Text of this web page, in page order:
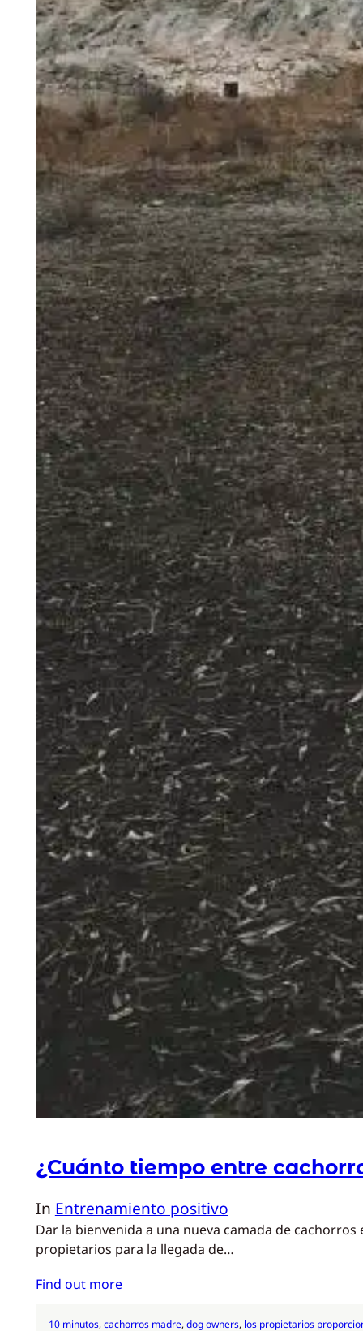
¿Cuánto tiempo entre
In Entrenamiento positivo
Dar la bienvenida a una nueva camada de
propietarios para la llegada de…
Find out more
10 minutos, cachorros madre, dog owners, los propietarios